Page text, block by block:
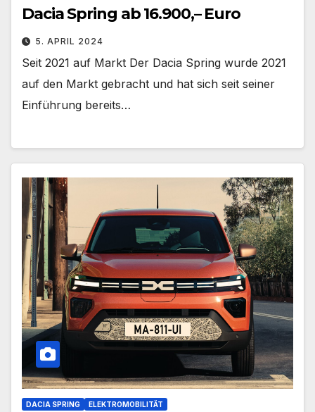
Dacia Spring ab 16.900,– Euro
5. APRIL 2024
Seit 2021 auf Markt Der Dacia Spring wurde 2021
auf den Markt gebracht und hat sich seit seiner
Einführung bereits…
DACIA SPRING ELEKTROMOBILITÄT